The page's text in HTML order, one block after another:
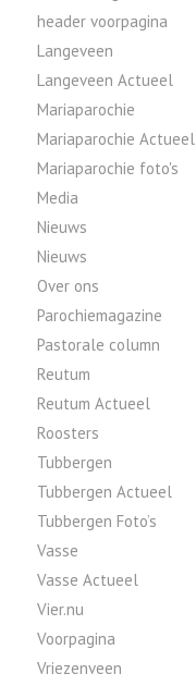
header voorpagina
Langeveen
Langeveen Actueel
Mariaparochie
Mariaparochie Actueel
Mariaparochie foto's
Media
Nieuws
Nieuws
Over ons
Parochiemagazine
Pastorale column
Reutum
Reutum Actueel
Roosters
Tubbergen
Tubbergen Actueel
Tubbergen Foto’s
Vasse
Vasse Actueel
Vier.nu
Voorpagina
Vriezenveen